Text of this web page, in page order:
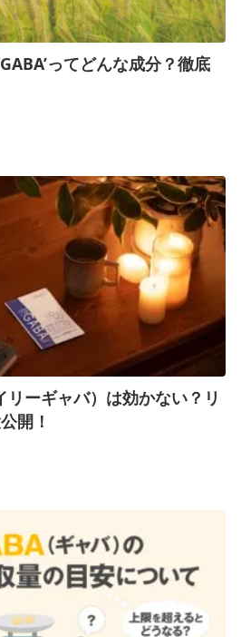
ってどんな成分？徹底
ーギャバ）は効かない？リ
開！